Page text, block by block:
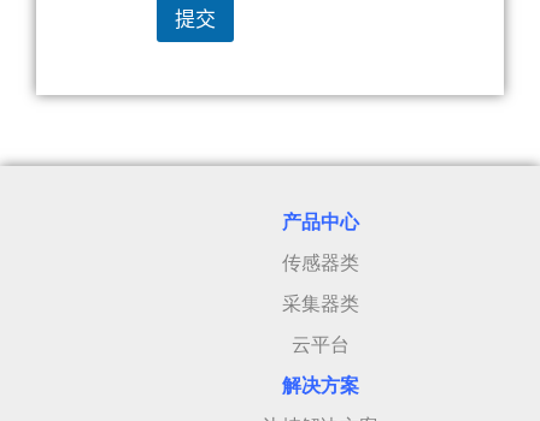
提交
产品中心
传感器类
采集器类
云平台
解决方案